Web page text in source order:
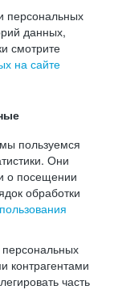
персональных
данных,
смотрите
на сайте
пользуемся
Они
о посещении
обработки
контрагентами
часть